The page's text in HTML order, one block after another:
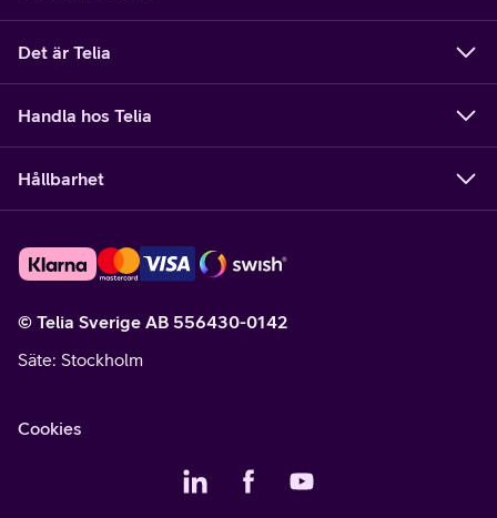
Det är Telia
Handla hos Telia
Hållbarhet
© Telia Sverige AB 556430-0142
Säte: Stockholm
Cookies